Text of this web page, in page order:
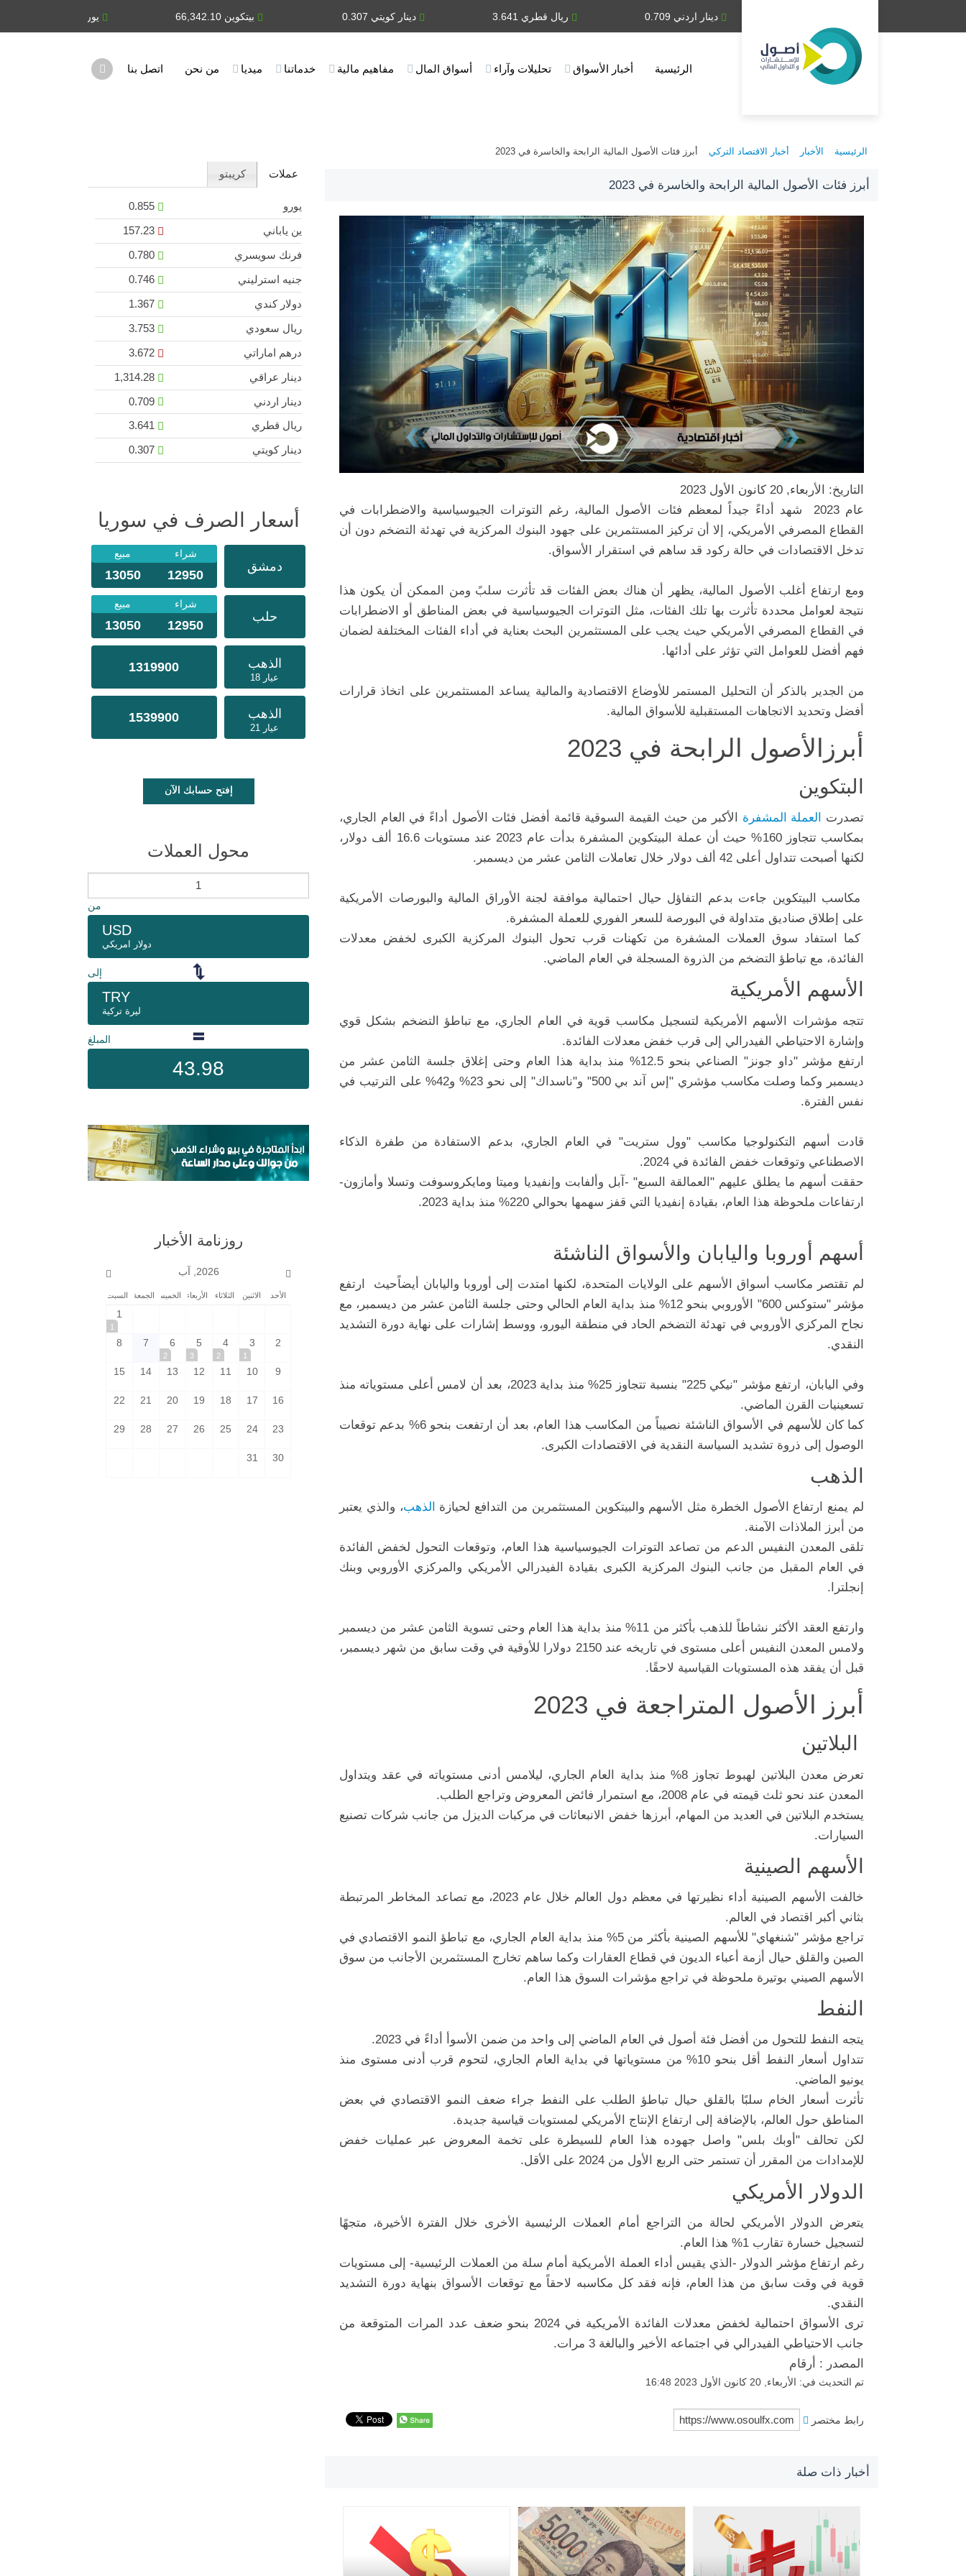
دينار اردني 0.709 ريال قطري 3.641 دينار كويتي 0.307
الرئيسية أخبار الأسواق تحليلات وآراء أسواق المال مفاهيم مالية خدماتنا ميديا من نحن اتصل بنا
الرئيسية الأخبار أخبار الاقتصاد التركي أبرز فئات الأصول المالية الرابحة والخاسرة في 2023
أبرز فئات الأصول المالية الرابحة والخاسرة في 2023
التاريخ: الأربعاء, 20 كانون الأول 2023
عام 2023 شهد أداءً جيداً لمعظم فئات الأصول المالية، رغم التوترات الجيوسياسية والاضطرابات في
القطاع المصرفي الأمريكي، إلا أن تركيز المستثمرين على جهود البنوك المركزية في تهدئة التضخم دون أن
تدخل الاقتصادات في حالة ركود قد ساهم في استقرار الأسواق.
ومع ارتفاع أغلب الأصول المالية، يظهر أن هناك بعض الفئات قد تأثرت سلبً ومن الممكن أن يكون هذا
نتيجة لعوامل محددة تأثرت بها تلك الفئات، مثل التوترات الجيوسياسية في بعض المناطق أو الاضطرابات
في القطاع المصرفي الأمريكي حيث يجب على المستثمرين البحث بعناية في أداء الفئات المختلفة لضمان
فهم أفضل للعوامل التي تؤثر على أدائها.
من الجدير بالذكر أن التحليل المستمر للأوضاع الاقتصادية والمالية يساعد المستثمرين على اتخاذ قرارات
أفضل وتحديد الاتجاهات المستقبلية للأسواق المالية.
أبرزالأصول الرابحة في 2023
البتكوين
تصدرت العملة المشفرة
الأكبر من حيث القيمة السوقية قائمة أفضل فئات الأصول أداءً في العام الجاري،
بمكاسب تتجاوز 160% حيث أن عملة البيتكوين المشفرة بدأت عام 2023 عند مستويات 16.6 ألف دولار،
لكنها أصبحت تتداول أعلى 42 ألف دولار خلال تعاملات الثامن عشر من ديسمبر.
مكاسب البيتكوين جاءت بدعم التفاؤل حيال احتمالية موافقة لجنة الأوراق المالية والبورصات الأمريكية
على إطلاق صناديق متداولة في البورصة للسعر الفوري للعملة المشفرة.
كما استفاد سوق العملات المشفرة من تكهنات قرب تحول البنوك المركزية الكبرى لخفض معدلات
الفائدة، مع تباطؤ التضخم من الذروة المسجلة في العام الماضي.
الأسهم الأمريكية
تتجه مؤشرات الأسهم الأمريكية لتسجيل مكاسب قوية في العام الجاري، مع تباطؤ التضخم بشكل قوي
وإشارة الاحتياطي الفيدرالي إلى قرب خفض معدلات الفائدة.
ارتفع مؤشر "داو جونز" الصناعي بنحو 12.5% منذ بداية هذا العام وحتى إغلاق جلسة الثامن عشر من
ديسمبر وكما وصلت مكاسب مؤشري "إس آند بي 500" و"ناسداك" إلى نحو 23% و42% على الترتيب في
نفس الفترة.
قادت أسهم التكنولوجيا مكاسب "وول ستريت" في العام الجاري، بدعم الاستفادة من طفرة الذكاء
الاصطناعي وتوقعات خفض الفائدة في 2024.
حققت أسهم ما يطلق عليهم "العمالقة السبع" -آبل وألفابت وإنفيديا وميتا ومايكروسوفت وتسلا وأمازون-
ارتفاعات ملحوظة هذا العام، بقيادة إنفيديا التي قفز سهمها بحوالي 220% منذ بداية 2023.
أسهم أوروبا واليابان والأسواق الناشئة
لم تقتصر مكاسب أسواق الأسهم على الولايات المتحدة، لكنها امتدت إلى أوروبا واليابان أيضاًحيث ارتفع
مؤشر "ستوكس 600" الأوروبي بنحو 12% منذ بداية العام الحالي وحتى جلسة الثامن عشر من ديسمبر، مع
نجاح المركزي الأوروبي في تهدئة التضخم الحاد في منطقة اليورو، ووسط إشارات على نهاية دورة التشديد
النقدي.
وفي اليابان، ارتفع مؤشر "نيكي 225" بنسبة تتجاوز 25% منذ بداية 2023، بعد أن لامس أعلى مستوياته منذ
تسعينيات القرن الماضي.
كما كان للأسهم في الأسواق الناشئة نصيباً من المكاسب هذا العام، بعد أن ارتفعت بنحو 6% بدعم توقعات
الوصول إلى ذروة تشديد السياسة النقدية في الاقتصادات الكبرى.
الذهب
لم يمنع ارتفاع الأصول الخطرة مثل الأسهم والبيتكوين المستثمرين من التدافع لحيازة الذهب، والذي يعتبر
من أبرز الملاذات الآمنة.
تلقى المعدن النفيس الدعم من تصاعد التوترات الجيوسياسية هذا العام، وتوقعات التحول لخفض الفائدة
في العام المقبل من جانب البنوك المركزية الكبرى بقيادة الفيدرالي الأمريكي والمركزي الأوروبي وبنك
إنجلترا.
وارتفع العقد الأكثر نشاطاً للذهب بأكثر من 11% منذ بداية هذا العام وحتى تسوية الثامن عشر من ديسمبر
ولامس المعدن النفيس أعلى مستوى في تاريخه عند 2150 دولارا للأوقية في وقت سابق من شهر ديسمبر،
قبل أن يفقد هذه المستويات القياسية لاحقًا.
أبرز الأصول المتراجعة في 2023
البلاتين
تعرض معدن البلاتين لهبوط تجاوز 8% منذ بداية العام الجاري، ليلامس أدنى مستوياته في عقد ويتداول
المعدن عند نحو ثلث قيمته في عام 2008، مع استمرار فائض المعروض وتراجع الطلب.
يستخدم البلاتين في العديد من المهام، أبرزها خفض الانبعاثات في مركبات الديزل من جانب شركات تصنيع
السيارات.
الأسهم الصينية
خالفت الأسهم الصينية أداء نظيرتها في معظم دول العالم خلال عام 2023، مع تصاعد المخاطر المرتبطة
بثاني أكبر اقتصاد في العالم.
تراجع مؤشر "شنغهاي" للأسهم الصينية بأكثر من 5% منذ بداية العام الجاري، مع تباطؤ النمو الاقتصادي في
الصين والقلق حيال أزمة أعباء الديون في قطاع العقارات وكما ساهم تخارج المستثمرين الأجانب من سوق
الأسهم الصيني بوتيرة ملحوظة في تراجع مؤشرات السوق هذا العام.
النفط
يتجه النفط للتحول من أفضل فئة أصول في العام الماضي إلى واحد من ضمن الأسوأ أداءً في 2023.
تتداول أسعار النفط أقل بنحو 10% من مستوياتها في بداية العام الجاري، لتحوم قرب أدنى مستوى منذ
يونيو الماضي.
تأثرت أسعار الخام سلبًا بالقلق حيال تباطؤ الطلب على النفط جراء ضعف النمو الاقتصادي في بعض
المناطق حول العالم، بالإضافة إلى ارتفاع الإنتاج الأمريكي لمستويات قياسية جديدة.
لكن تحالف "أوبك بلس" واصل جهوده هذا العام للسيطرة على تخمة المعروض عبر عمليات خفض
للإمدادات من المقرر أن تستمر حتى الربع الأول من 2024 على الأقل.
الدولار الأمريكي
يتعرض الدولار الأمريكي لحالة من التراجع أمام العملات الرئيسية الأخرى خلال الفترة الأخيرة، متجهًا
لتسجيل خسارة تقارب 1% هذا العام.
رغم ارتفاع مؤشر الدولار -الذي يقيس أداء العملة الأمريكية أمام سلة من العملات الرئيسية- إلى مستويات
قوية في وقت سابق من هذا العام، فإنه فقد كل مكاسبه لاحقاً مع توقعات الأسواق بنهاية دورة التشديد
النقدي.
ترى الأسواق احتمالية لخفض معدلات الفائدة الأمريكية في 2024 بنحو ضعف عدد المرات المتوقعة من
جانب الاحتياطي الفيدرالي في اجتماعه الأخير والبالغة 3 مرات.
المصدر : أرقام
تم التحديث في: الأربعاء, 20 كانون الأول 2023 16:48
رابط مختصر
أخبار ذات صلة
عملات كريبتو
يورو
ين ياباني
فرنك سويسري
جنيه استرليني
دولار كندي
ريال سعودي
درهم اماراتي
دينار عراقي
دينار اردني
ريال قطري
دينار كويتي
أسعار الصرف في سوريا
دمشق
شراء مبيع
12950
13050
حلب
شراء مبيع
12950
13050
الذهب
عيار 18
1319900
الذهب
عيار 21
1539900
إفتح حسابك الآن
محول العملات
من
USD
دولار امريكي
إلى
TRY
ليرة تركية
المبلغ
43.98
روزنامة الأخبار
2026, آب
الأحد الاثنين الثلاثاء الأربعاء الخميس الجمعة السبت
1
1
2
3
1
4
2
5
3
6
2
7
8
9
10
11
12
13
14
15
16
17
18
19
20
21
22
23
24
25
26
27
28
29
30
31